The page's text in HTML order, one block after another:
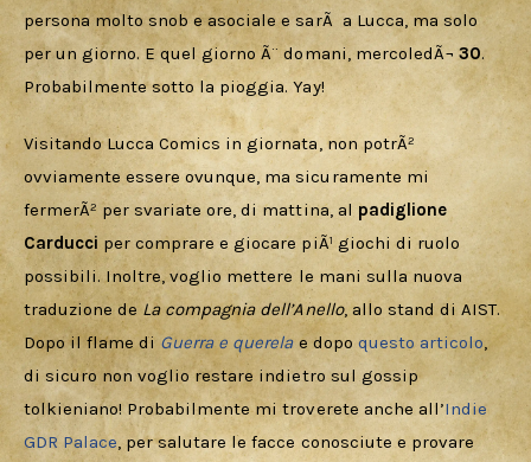
persona molto snob e asociale e sarÃ  a Lucca, ma solo
per un giorno. E quel giorno Ã¨ domani, mercoledÃ¬ 30.
Probabilmente sotto la pioggia. Yay!
Visitando Lucca Comics in giornata, non potrÃ²
ovviamente essere ovunque, ma sicuramente mi
fermerÃ² per svariate ore, di mattina, al padiglione
Carducci per comprare e giocare piÃ¹ giochi di ruolo
possibili. Inoltre, voglio mettere le mani sulla nuova
traduzione de La compagnia dell’Anello, allo stand di AIST.
Dopo il flame di Guerra e querela e dopo questo articolo,
di sicuro non voglio restare indietro sul gossip
tolkieniano! Probabilmente mi troverete anche all’Indie
GDR Palace, per salutare le facce conosciute e provare